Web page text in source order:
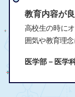
教育内容が
高校生の時に
囲気や教育理念
医学部－医学